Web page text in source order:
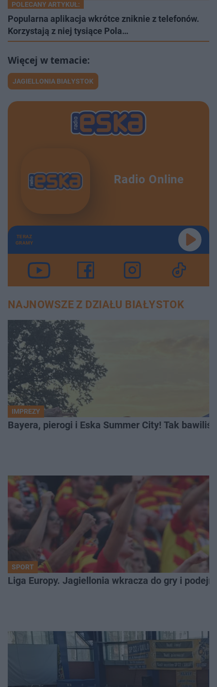
POLECANY ARTYKUŁ:
Popularna aplikacja wkrótce zniknie z telefonów.
Korzystają z niej tysiące Pola…
JAGIELLONIA BIAŁYSTOK
Radio Online
TERAZ
GRAMY
NAJNOWSZE Z DZIAŁU BIAŁYSTOK
IMPREZY
Bayera, pierogi i Eska Summer City! Tak
SPORT
Liga Europy. Jagiellonia wkracza do gry i